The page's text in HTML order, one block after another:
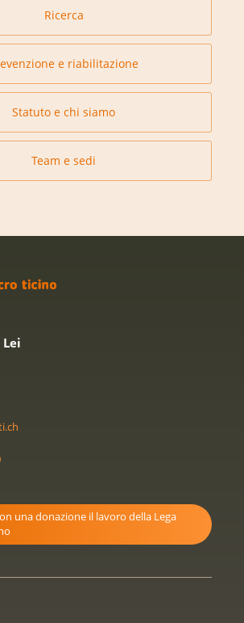
Ricerca
e riabilitazione
Statuto e chi siamo
Team e sedi
una donazione il lavoro della Lega